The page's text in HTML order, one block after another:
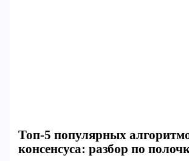
Топ-5 популярных
консенсуса: разбор по